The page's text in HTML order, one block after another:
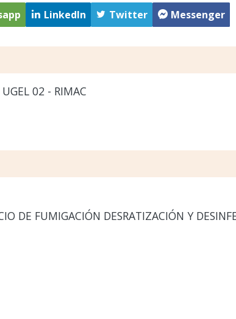
LinkedIn Twitter Messenger
UGEL 02 - RIMAC
DE FUMIGACIÓN DESRATIZACIÓN Y